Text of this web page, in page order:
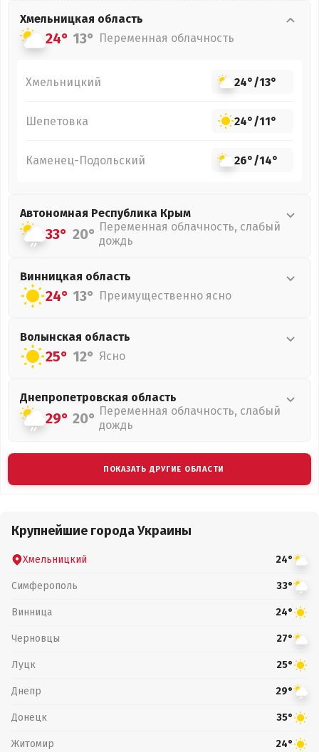
Хмельницкая область
24° 13° Переменная облачность
Хмельницкий 24°/13°
Шепетовка 24°/11°
Каменец-Подольский 26°/14°
Автономная Республика Крым
33° 20° Переменная облачность, слабый
дождь
Винницкая область
24° 13° Преимущественно ясно
Волынская область
25° 12° Ясно
Днепропетровская область
29° 20° Переменная облачность, слабый
дождь
ПОКАЗАТЬ ДРУГИЕ ОБЛАСТИ
Крупнейшие города Украины
Хмельницкий 24°
Симферополь 33°
Винница 24°
Черновцы 27°
Луцк 25°
Днепр 29°
Донецк 35°
Житомир 24°